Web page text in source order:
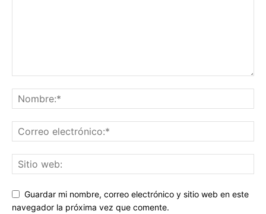
Guardar mi nombre, correo electrónico y sitio web en este
navegador la próxima vez que comente.